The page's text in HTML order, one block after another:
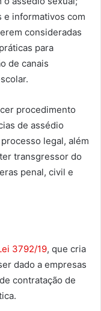
e informativos com
consideradas
para
de canais
procedimento
de assédio
legal, além
transgressor do
penal, civil e
3792/19, que cria
dado a empresas
contratação de